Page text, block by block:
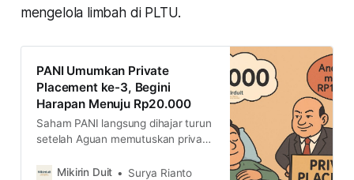
mengelola limbah di PLTU.
PANI Umumkan Private
Placement ke-3, Begini
Harapan Menuju Rp20.000
Saham PANI langsung dihajar turun
setelah Aguan memutuskan private
Rp14.350 per saham. Posisi itu
Mikirin Duit Surya Rianto